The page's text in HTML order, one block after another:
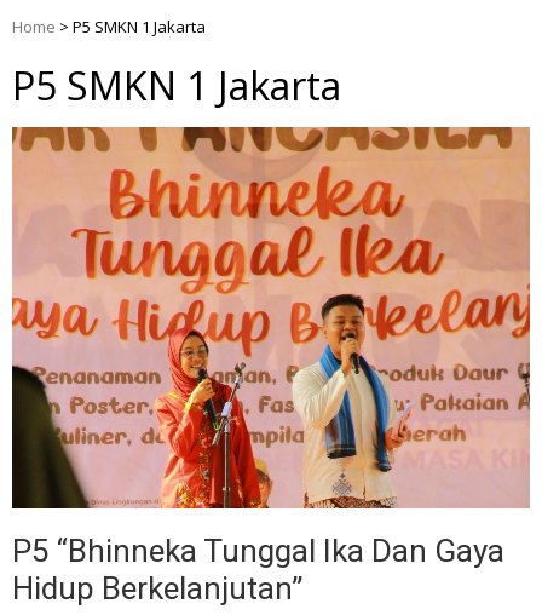
Home > P5 SMKN 1 Jakarta
P5 SMKN 1 Jakarta
P5 “Bhinneka Tunggal Ika Dan Gaya
Hidup Berkelanjutan”